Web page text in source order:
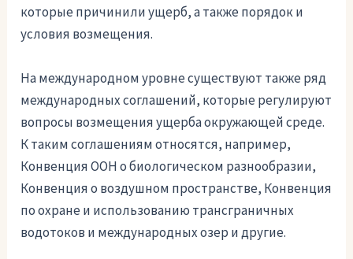
которые причинили ущерб, а также порядок и
условия возмещения.
На международном уровне существуют также ряд
международных соглашений, которые регулируют
вопросы возмещения ущерба окружающей среде.
К таким соглашениям относятся, например,
Конвенция ООН о биологическом разнообразии,
Конвенция о воздушном пространстве, Конвенция
по охране и использованию трансграничных
водотоков и международных озер и другие.